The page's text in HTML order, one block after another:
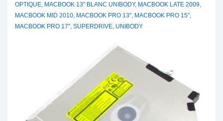
2012
613-
OPTIQUE, MACBOOK 13" BLANC UNIBODY, MACBOOK LATE 2009,
MACBOOK MID 2010, MACBOOK PRO 13", MACBOOK PRO 15",
MACBOOK PRO 17", SUPERDRIVE, UNIBODY